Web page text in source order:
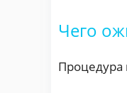
Чего
Процедура